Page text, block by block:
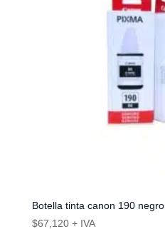
Botella tinta canon 190 negro
$67,120 + IVA